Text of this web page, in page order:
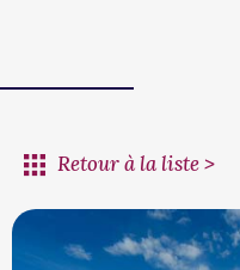
Retour à la liste >